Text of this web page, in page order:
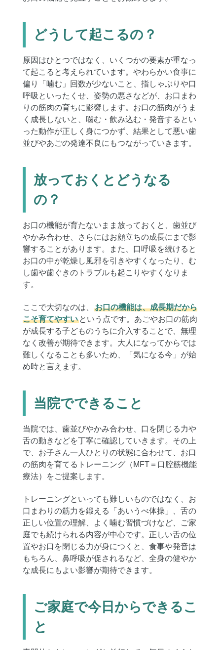
どうして起こるの？
原因はひとつではなく、いくつかの要素が重なっ
て起こると考えられています。やわらかい食事に
偏り「噛む」回数が少ないこと、指しゃぶりや口
呼吸といったくせ、姿勢の悪さなどが、お口まわ
りの筋肉の育ちに影響します。お口の筋肉がうま
く成長しないと、噛む・飲み込む・発音するとい
った動作が正しく身につかず、結果として悪い歯
並びやあごの発達不良にもつながっていきます。
放っておくとどうなる
の？
お口の機能が育たないまま放っておくと、歯並び
やかみ合わせ、さらにはお顔立ちの成長にまで影
響することがあります。また、口呼吸を続けると
お口の中が乾燥し風邪を引きやすくなったり、む
し歯や歯ぐきのトラブルも起こりやすくなりま
す。
ここで大切なのは、お口の機能は、成長期だから
こそ育てやすい という点です。あごやお口の筋肉
が成長する子どものうちに介入することで、無理
なく改善が期待できます。大人になってからでは
難しくなることも多いため、「気になる今」が始
め時と言えます。
当院でできること
当院では、歯並びやかみ合わせ、口を閉じる力や
舌の動きなどを丁寧に確認していきます。その上
で、お子さん一人ひとりの状態に合わせて、お口
の筋肉を育てるトレーニング（MFT＝口腔筋機能
療法）をご提案します。
トレーニングといっても難しいものではなく、お
口まわりの筋力を鍛える「あいうべ体操」、舌の
正しい位置の理解、よく噛む習慣づけなど、ご家
庭でも続けられる内容が中心です。正しい舌の位
置やお口を閉じる力が身につくと、食事や発音は
もちろん、鼻呼吸が促されるなど、全身の健やか
な成長にもよい影響が期待できます。
ご家庭で今日からできるこ
と